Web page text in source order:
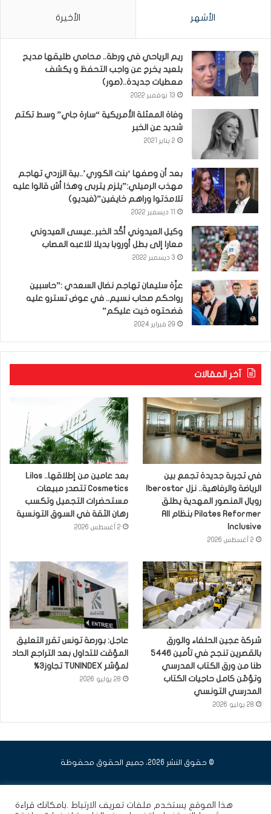
الأشهر الأخيرة
ريم الرياحي في ورطة.. محامي طليقها مديح
بلعيد يخرج عن واجب التحفظ و يكشف
معطيات جديدة..(صور)
13 نوفمبر 2022
وفاة الممثلة الأمريكية “سارة جاي” وسط تكتم
شديد عن الخبر
2 يناير 2021
بعد أن وصفها ‘بنت الكوري’..بية الزردي تهاجم
مهذب الرميلي:”يلزم يتربى وهذا أش قالوا عليه
تلامذتوا وراهم خايفين”(فيديو)
وكيل العيدوني أكّد الخبر..عيسى العيدوني
معارا إلى بطل أوروبا بديلا للاعبه المصاب
3 ديسمبر 2022
عزّة سليمان تهاجم نضال السعدي :”حاسبين
رواحكم صحاب نسيم.. في عوض تسترو عليه
فضحتوه خيت عليكم”
29 فبراير 2024
آخر المقالات
في تجربة جديدة تجمع بين
رويال المنصور المهدية يطلق
Pilates Reformer بنظام All
Inclusive
2 أغسطس 2026
بعد عامين من إطلاقها.. Lilas
Cosmetics تتصدر مبيعات
مستحضرات التجميل وتكسب
رهان الثقة في السوق التونسية
2 أغسطس 2026
شركة عجين الحلفاء والورق
بالقصرين تنجح في تأمين 5446
طنا من ورق الكتاب المدرسي
وتؤمّن كامل حاجيات الكتاب
المدرسي التونسي
28 يوليو 2026
عاجل: بورصة تونس تقرر التعليق
المؤقت للتداول بعد التراجع الحاد
لمؤشر TUNINDEX تجاوز3%
28 يوليو 2026
© حقوق النشر 2026، جميع الحقوق محفوظة
هذا الموقع يستخدم ملفات تعريف الارتباط .بامكانك قراءة